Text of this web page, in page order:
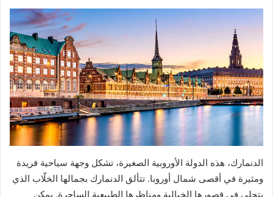
الدنمارك، هذه الدولة الأوروبية الصغيرة، تشكل وجهة سياحية فريدة
ومثيرة في أقصى شمال أوروبا. تتألق الدنمارك بجمالها الخلّاب الذي
يتجلى في قصورها الخيالية ومناظرها الطبيعية الساحرة. يمكن